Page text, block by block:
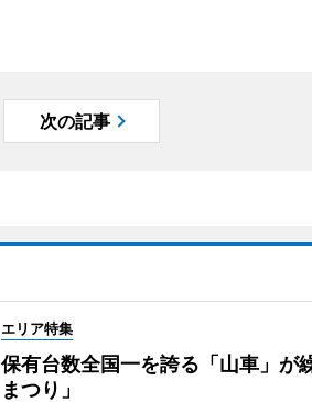
次の記事
エリア特集
保有台数全国一を誇る「山車」が
まつり」